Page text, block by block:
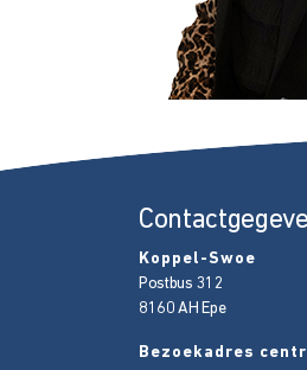
Koppel-Swoe
Postbus 312
8160 AH Epe
Bezoekadres